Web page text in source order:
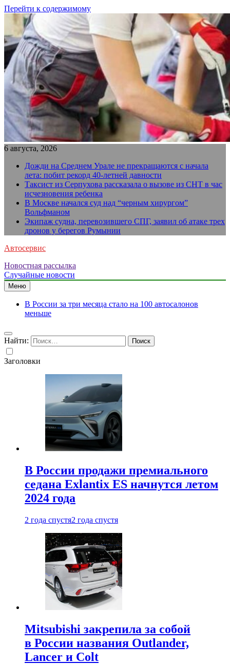
Перейти к содержимому
6 августа, 2026
Дожди на Среднем Урале не прекращаются с начала
лета: побит рекорд 40-летней давности
Таксист из Серпухова рассказала о вызове из СНТ в час
исчезновения ребенка
В Москве начался суд над “черным хирургом”
Вольфманом
Экипаж судна, перевозившего СПГ, заявил об атаке трех
дронов у берегов Румынии
Автосервис
Новостная рассылка
Случайные новости
Меню
В России за три месяца стало на 100 автосалонов
меньше
Найти:
Заголовки
В России продажи премиального
седана Exlantix ES начнутся летом
2024 года
2 года спустя2 года спустя
Mitsubishi закрепила за собой
в России названия Outlander,
Lancer и Colt